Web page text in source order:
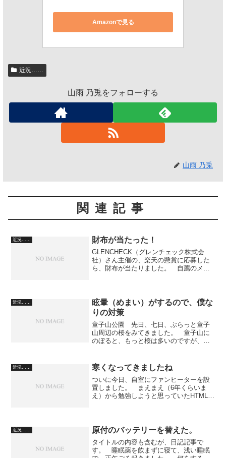
Amazonで見る
近況……
山雨 乃兎をフォローする
山雨 乃兎
関連記事
近況…… 財布が当たった！
GLENCHECK（グレンチェック株式会
社）さん主催の、楽天の懸賞に応募した
ら、財布が当たりました。 自薦のメー
って。定価（グレンチ...
近況……
眩暈（めまい）がするので、僕な
りの対策
童子山公園 先日、七日、ぶらっと童子
山周辺の桜をみてきました。 童子山に
のぼると、もっと桜は多いのですが、そ
ていますね。 もっと接写しないとね。
それか、ズームするか。 ど...
近況…… 寒くなってきましたね
ついに今日、自室にファンヒーターを設
置しました。 まえまえ（6年くらいま
え）から勉強しようと思っていたHTMLと
す。 今年も皆さま、お...
近況…… 原付のバッテリーを替えた。
タイトルの内容も含むが、日記記事で
す。 睡眠薬を飲まずに寝て、浅い睡眠